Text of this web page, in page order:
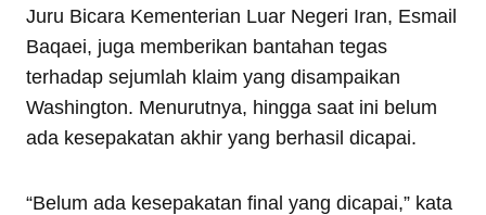
Juru Bicara Kementerian Luar Negeri Iran, Esmail
Baqaei, juga memberikan bantahan tegas
terhadap sejumlah klaim yang disampaikan
Washington. Menurutnya, hingga saat ini belum
ada kesepakatan akhir yang berhasil dicapai.
“Belum ada kesepakatan final yang dicapai,” kata